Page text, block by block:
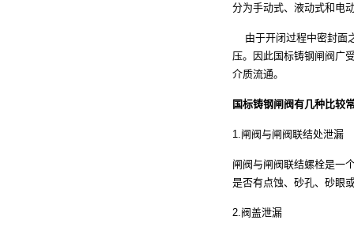
分为手动式、液动式和电
由于开闭过程中密封面
压。因此国标铸钢闸阀广
介质流通。
国标铸钢闸阀有几种比较
1.闸阀与闸阀联结处泄漏
闸阀与闸阀联结螺栓是一
是否有点蚀、砂孔、砂眼
2.阀盖泄漏